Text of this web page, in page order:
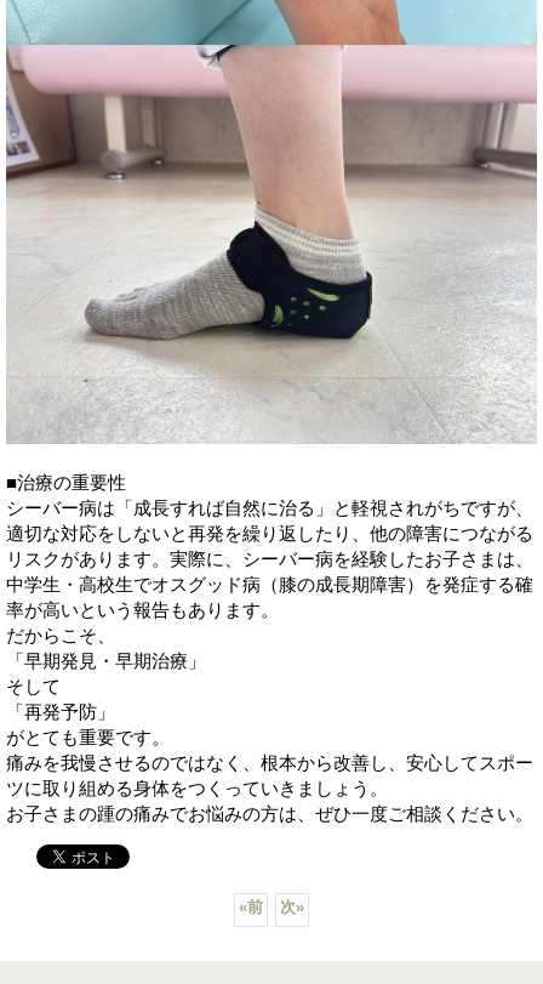
■治療の重要性
シーバー病は「成長すれば自然に治る」と軽視されがちですが、
適切な対応をしないと再発を繰り返したり、他の障害につながる
リスクがあります。実際に、シーバー病を経験したお子さまは、
中学生・高校生でオスグッド病（膝の成長期障害）を発症する確
率が高いという報告もあります。
だからこそ、
「早期発見・早期治療」
そして
「再発予防」
がとても重要です。
痛みを我慢させるのではなく、根本から改善し、安心してスポー
ツに取り組める身体をつくっていきましょう。
お子さまの踵の痛みでお悩みの方は、ぜひ一度ご相談ください。
«前 次»